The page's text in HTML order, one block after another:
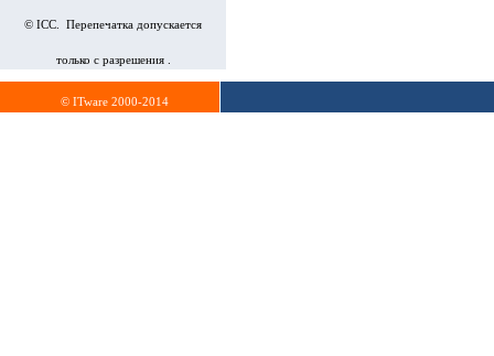
© ICC. Перепечатка допускается
только с разрешения .
© ITware 2000-2014